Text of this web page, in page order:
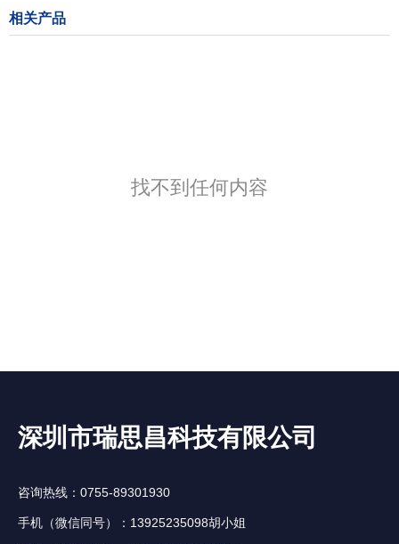
相关产品
找不到任何内容
深圳市瑞思昌科技有限公司
咨询热线：0755-89301930
手机（微信同号）：13925235098胡小姐